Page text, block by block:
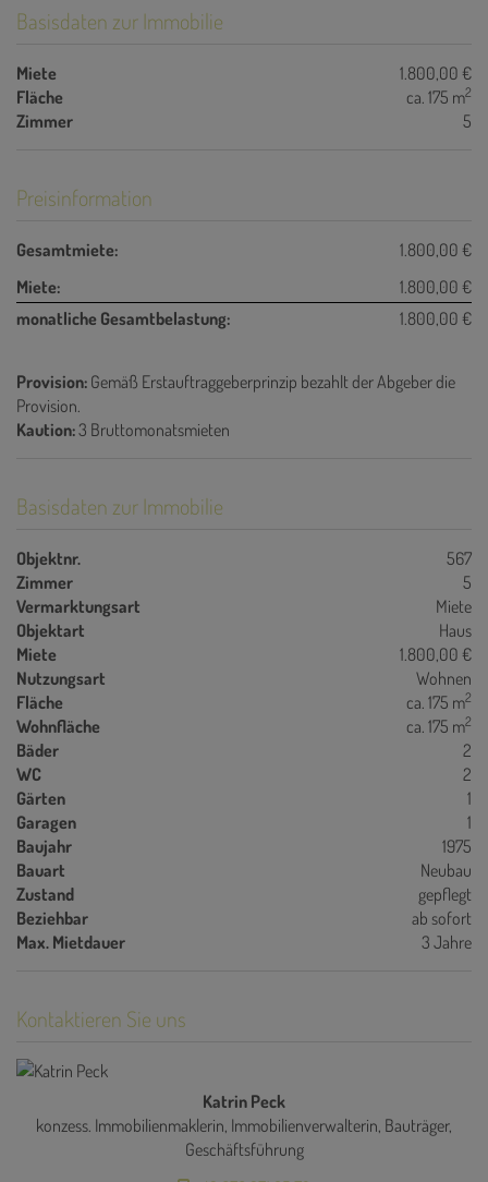
Basisdaten zur Immobilie
Miete
1.800,00 €
Fläche
ca. 175 m2
Zimmer 5
Preisinformation
Gesamtmiete:
1.800,00 €
Miete:
1.800,00 €
monatliche Gesamtbelastung:
1.800,00 €
Provision: Gemäß Erstauftraggeberprinzip bezahlt der Abgeber die
Provision.
Kaution:3 Bruttomonatsmieten
Basisdaten zur Immobilie
Objektnr.
567
Zimmer
5
Vermarktungsart
Miete
Objektart
Haus
Miete
1.800,00 €
Nutzungsart
Wohnen
Fläche
ca. 175 m2
Wohnfläche ca. 175 m2
Bäder
2
WC
2
Gärten
1
Garagen
1
Baujahr
1975
Bauart
Neubau
Zustand
gepflegt
Beziehbar
ab sofort
Max. Mietdauer
3 Jahre
Kontaktieren Sie uns
Katrin Peck
konzess. Immobilienmaklerin, Immobilienverwalterin, Bauträger,
Geschäftsführung